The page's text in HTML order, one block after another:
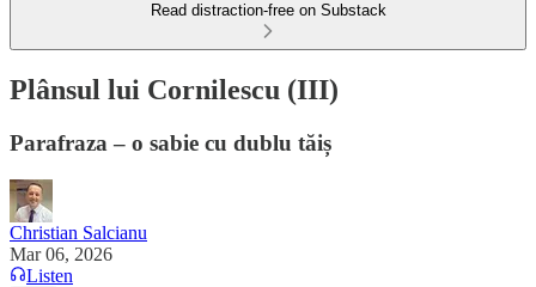
Read distraction-free on Substack
Plânsul lui Cornilescu (III)
Parafraza – o sabie cu dublu tăiș
Christian Salcianu
Mar 06, 2026
Listen